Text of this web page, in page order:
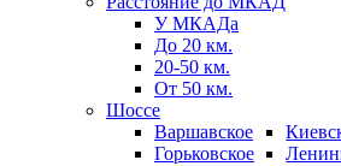
У МКАДа
До 20 км.
20-50 км.
От 50 км.
Шоссе
Варшавское
Горьковское